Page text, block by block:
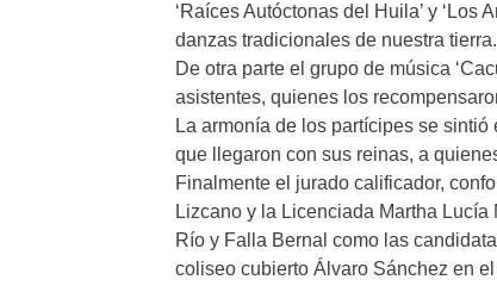
‘Raíces Autóctonas del Huila’ y
danzas tradicionales de nuestra tierra.
De otra parte el grupo de música
asistentes, quienes los
La armonía de los partícipes se
que llegaron con sus reinas, a
Finalmente el jurado calificador,
Lizcano y la Licenciada Martha
Río y Falla Bernal como las
coliseo cubierto Álvaro Sánchez en